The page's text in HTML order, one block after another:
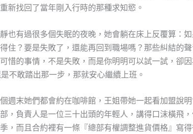
新找回了當年剛入行時的那種求知慾。
也有過很多個失眠的夜晚，她會躺在床上反覆算：
住？要是失敗了，還能再回到職場嗎？那些糾結的
惜的事情，不是失敗，而是你明明可以試一試，卻
敢踏出那一步，那就安心繼續上班。
週末她們都會約在咖啡館，王姐帶她一起看加盟說
，負責人是一位三十出頭的年輕人，講得口沫橫飛
，而且合約裡有一條『總部有權調整進貨價格』寫